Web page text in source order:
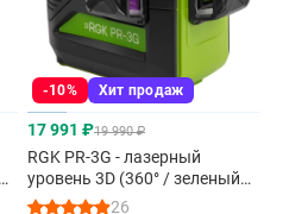
-10% Хит продаж
17 991 ₽19 990 ₽
RGK PR-3G - лазерный
уровень 3D (360° / зеленый
луч / 70м с приемником /
26